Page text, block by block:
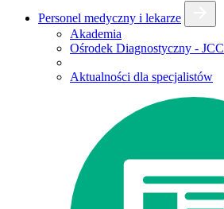
Personel medyczny i lekarze
Akademia
Ośrodek Diagnostyczny - JCC
Aktualności dla specjalistów